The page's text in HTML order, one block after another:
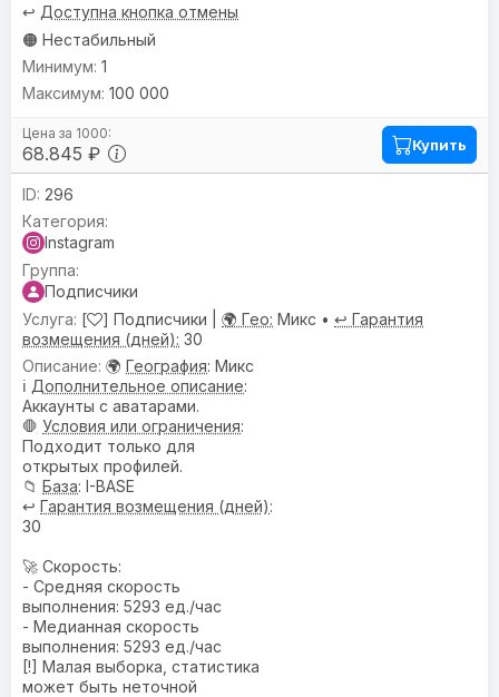
↩️ Доступна кнопка отмены
🟠 Нестабильный
68.845 ₽
1
100 000
Купить
296
Instagram
Подписчики
[
] Подписчики | 🌍 Гео: Микс • ↩️ Гарантия
возмещения (дней): 30
🌍 География: Микс
ℹ️ Дополнительное описание:
Аккаунты с аватарами.
🛑 Условия или ограничения:
Подходит только для
открытых профилей.
📁 База: I-BASE
↩️ Гарантия возмещения (дней):
30
🚀 Скорость:
- Средняя скорость
выполнения: 5293 ед./час
- Медианная скорость
выполнения: 5293 ед./час
[!] Малая выборка, статистика
может быть неточной